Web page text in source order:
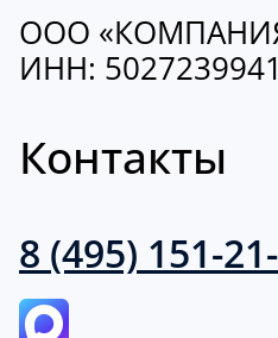
ООО
ИНН: 5027239941
Контакты
8 (495) 151-